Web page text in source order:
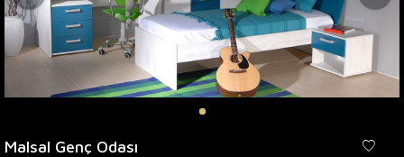
Malsal Genç Odası